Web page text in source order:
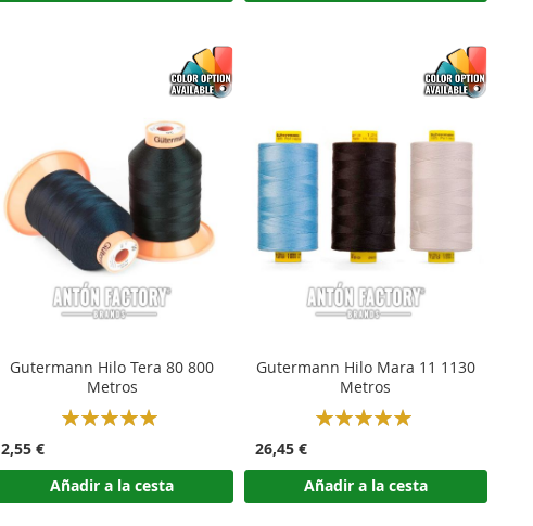
Gutermann Hilo Tera 80 800
Metros
Rating:
2,55 €
Añadir a la cesta
Gutermann Hilo Mara 11 1130
Metros
Rating:
26,45 €
Añadir a la cesta